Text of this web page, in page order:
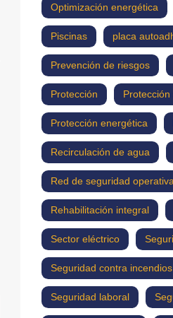
Optimización energética
Piscinas placa
Prevención de riesgos
Protección
Protección energética
Recirculación de agua
Red de seguridad operativa
Rehabilitación integral
Sector eléctrico
Seguridad contra incendios
Seguridad laboral